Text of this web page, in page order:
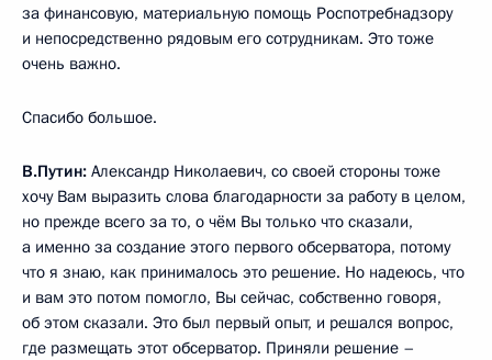
за финансовую, материальную помощь Роспотребнадзору
и непосредственно рядовым его сотрудникам. Это тоже
очень важно.
Спасибо большое.
В.Путин: Александр Николаевич, со своей стороны тоже
хочу Вам выразить слова благодарности за работу в целом,
но прежде всего за то, о чём Вы только что сказали,
а именно за создание этого первого обсерватора, потому
что я знаю, как принималось это решение. Но надеюсь, что
и вам это потом помогло, Вы сейчас, собственно говоря,
об этом сказали. Это был первый опыт, и решался вопрос,
где размещать этот обсерватор. Приняли решение –